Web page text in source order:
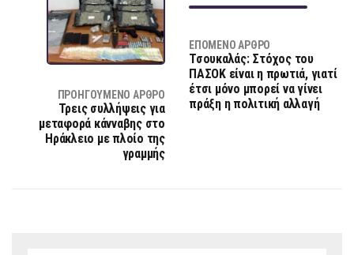
ΠΡΟΗΓΟΎΜΕΝΟ ΆΡΘΡΟ
Τρεις συλλήψεις για
μεταφορά κάνναβης στο
Ηράκλειο με πλοίο της
γραμμής
ΕΠΌΜΕΝΟ ΆΡΘΡΟ
Τσουκαλάς: Στόχος του
ΠΑΣΟΚ είναι η πρωτιά, γιατί
έτσι μόνο μπορεί να γίνει
πράξη η πολιτική αλλαγή